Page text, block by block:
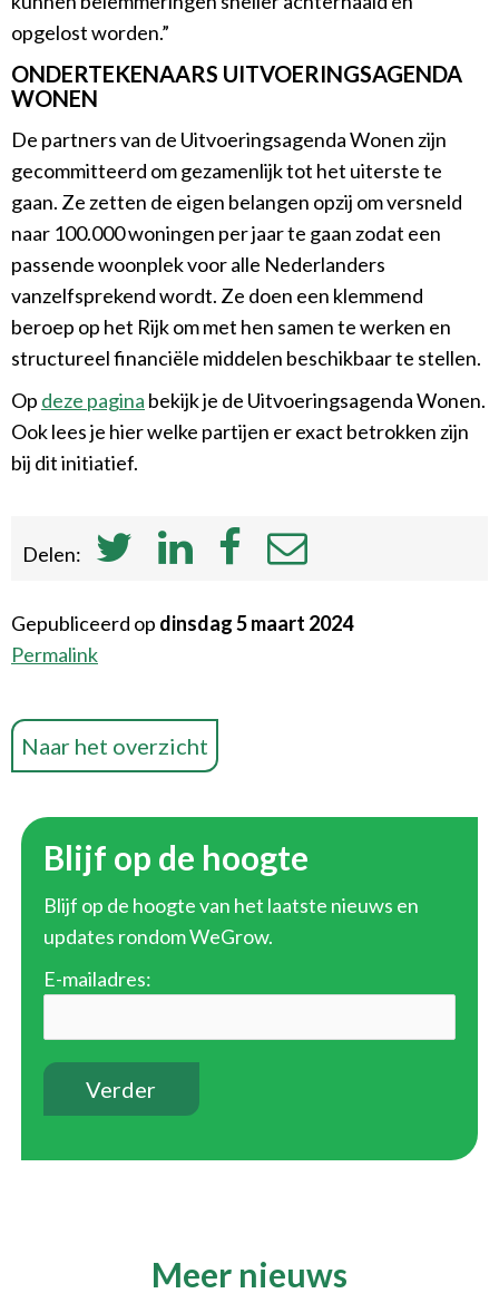
opgelost worden.”
ONDERTEKENAARS UITVOERINGSAGENDA
WONEN
De partners van de Uitvoeringsagenda Wonen zijn
gecommitteerd om gezamenlijk tot het uiterste te
gaan. Ze zetten de eigen belangen opzij om versneld
naar 100.000 woningen per jaar te gaan zodat een
passende woonplek voor alle Nederlanders
vanzelfsprekend wordt. Ze doen een klemmend
beroep op het Rijk om met hen samen te werken en
structureel financiële middelen beschikbaar te stellen.
Op deze pagina bekijk je de Uitvoeringsagenda Wonen.
Ook lees je hier welke partijen er exact betrokken zijn
bij dit initiatief.
Delen:
Gepubliceerd op dinsdag 5 maart 2024
Permalink
Naar het overzicht
Blijf op de hoogte
Blijf op de hoogte van het laatste nieuws en
updates rondom WeGrow.
E-mailadres:
Meer nieuws